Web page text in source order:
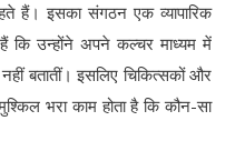
हैं। इसका संगठन एक व्यापारिक
हैं कि उन्होंने अपने कल्चर माध्यम में
बतातीं। इसलिए चिकित्सकों और
भरा काम होता है कि कौन-सा